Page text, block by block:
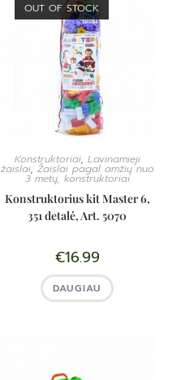
OUT OF STOCK
Konstruktoriai, Lavinamieji
žaislai, Žaislai pagal amžių nuo
3 metų, konstruktoriai
Konstruktorius kit Master 6,
351 detalė, Art. 5070
€16.99
DAUGIAU